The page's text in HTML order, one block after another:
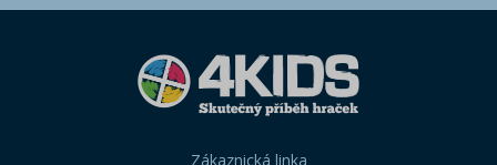
Zákaznická linka